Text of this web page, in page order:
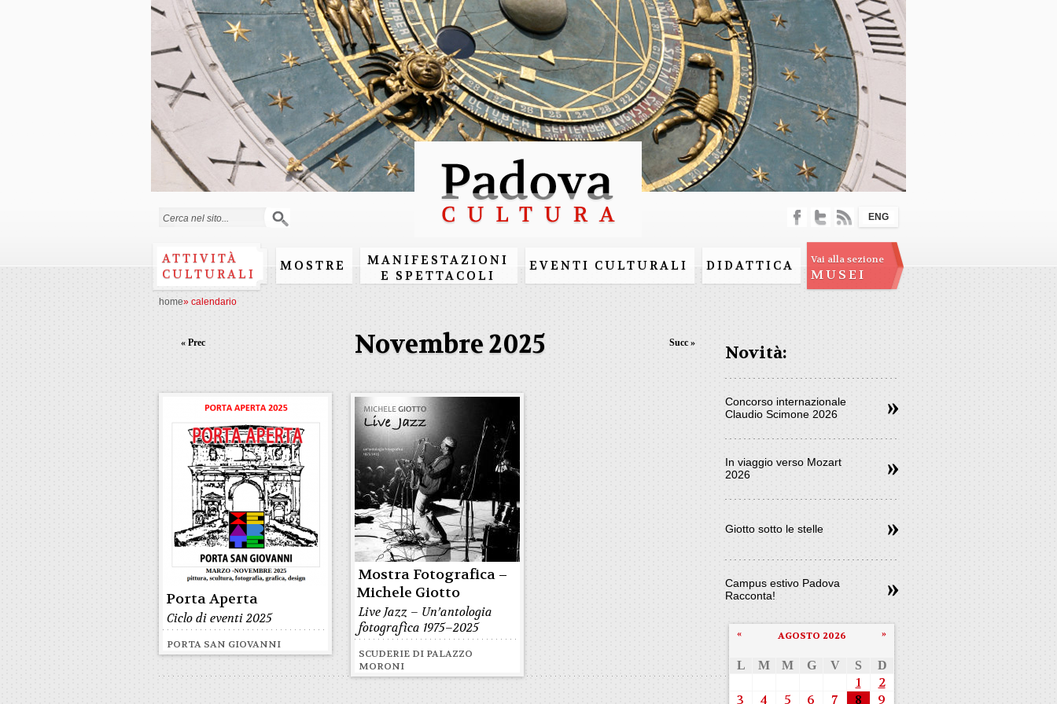
Salta al
contenuto
principale
Form di ricerca
ATTIVITÀ
CULTURALI
MOSTRE
MANIFESTAZIONI
E SPETTACOLI
EVENTI CULTURALI DIDATTICA Vai alla sezione
MUSEI
ENG
home» calendario
Novembre 2025
« Prec Succ »
Porta Aperta
Ciclo di eventi 2025
PORTA SAN GIOVANNI
Mostra Fotografica –
Michele Giotto
Live Jazz – Un’antologia
fotografica 1975–2025
SCUDERIE DI PALAZZO
MORONI
Novità:
Concorso internazionale
Claudio Scimone 2026
In viaggio verso Mozart
2026
Giotto sotto le stelle
Campus estivo Padova
Racconta!
AGOSTO 2026
« »
L M M G V S D
1
2
3
4 5 6 7 8 9